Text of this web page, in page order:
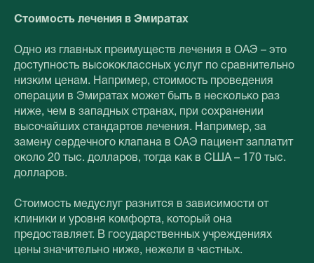
Стоимость лечения в Эмиратах
Одно из главных преимуществ лечения в ОАЭ – это
доступность высококлассных услуг по сравнительно
низким ценам. Например, стоимость проведения
операции в Эмиратах может быть в несколько раз
ниже, чем в западных странах, при сохранении
высочайших стандартов лечения. Например, за
замену сердечного клапана в ОАЭ пациент заплатит
около 20 тыс. долларов, тогда как в США – 170 тыс.
долларов.
Стоимость медуслуг разнится в зависимости от
клиники и уровня комфорта, который она
предоставляет. В государственных учреждениях
цены значительно ниже, нежели в частных.